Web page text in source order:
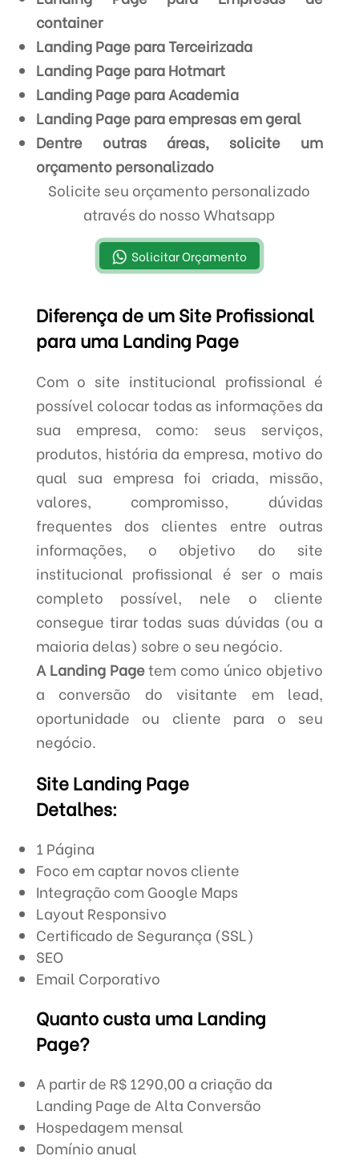
container
Landing Page para Terceirizada
Landing Page para Hotmart
Landing Page para Academia
Landing Page para empresas em geral
Dentre outras áreas, solicite um
orçamento personalizado
Solicite seu orçamento personalizado
através do nosso Whatsapp
Solicitar Orçamento
Diferença de um Site Profissional
para uma Landing Page
Com o site institucional profissional é
possível colocar todas as informações da
sua empresa, como: seus serviços,
produtos, história da empresa, motivo do
qual sua empresa foi criada, missão,
valores, compromisso, dúvidas
frequentes dos clientes entre outras
informações, o objetivo do site
institucional profissional é ser o mais
completo possível, nele o cliente
consegue tirar todas suas dúvidas (ou a
maioria delas) sobre o seu negócio.
A Landing Pagetem como único objetivo
a conversão do visitante em lead,
oportunidade ou cliente para o seu
negócio.
Site Landing Page
Detalhes:
1 Página
Foco em captar novos cliente
Integração com Google Maps
Layout Responsivo
Certificado de Segurança (SSL)
SEO
Email Corporativo
Quanto custa uma Landing
Page?
A partir de R$ 1290,00 a criação da
Landing Page de Alta Conversão
Hospedagem mensal
Domínio anual